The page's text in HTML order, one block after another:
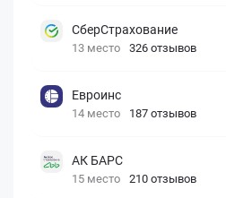
СберСтрахование
13 место 326 отзывов
Евроинс
14 место 187 отзывов
АК БАРС
15 место 210 отзывов